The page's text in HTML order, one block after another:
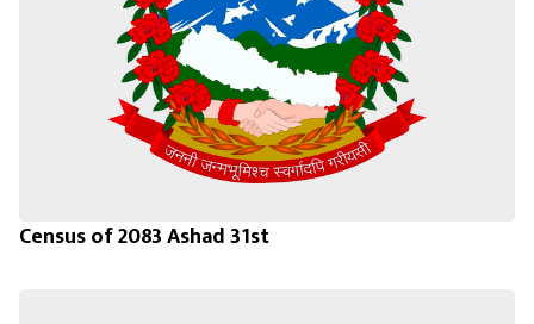
Census of 2083 Ashad 31st